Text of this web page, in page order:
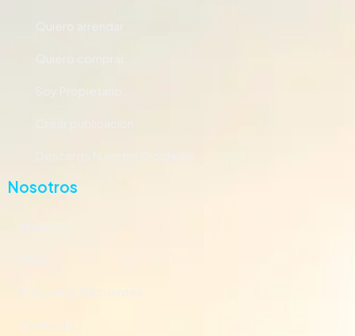
Quiero arrendar
Quiero comprar
Soy Propietario
Crear publicación
Descarga Nuestro Brochure
Nosotros
Preguntas frecuentes
Contacto